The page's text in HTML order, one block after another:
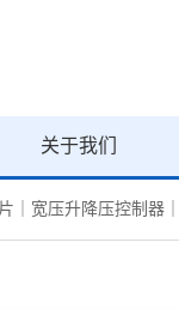
关于我们
｜宽压升降压控制器